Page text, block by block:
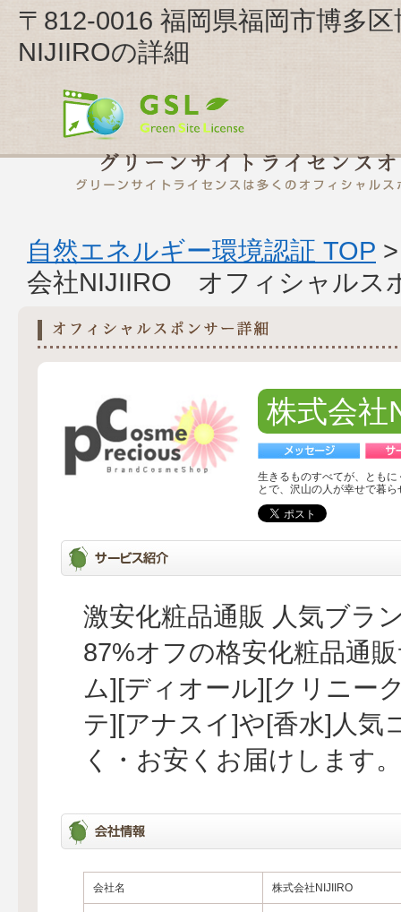
〒812-0016 福岡県福岡市博多
NIJIIROの詳細
自然エネルギー環境認証 TOP
会社NIJIIRO オフィシャルス
株式会社
生きるものすべてが、とも
とで、沢山の人が幸せで暮
激安化粧品通販 人気ブラ
87%オフの格安化粧品通
ム][ディオール][クリニー
テ][アナスイ]や[香水]人気
く・お安くお届けします。
会社名 株式会社NIJIIRO